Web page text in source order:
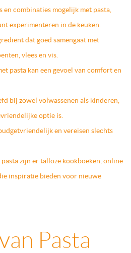
combinaties mogelijk met pasta,
experimenteren in de keuken.
dat goed samengaat met
vlees en vis.
pasta kan een gevoel van comfort en
bij zowel volwassenen als kinderen,
optie is.
en vereisen slechts
zijn er talloze kookboeken, online
inspiratie bieden voor nieuwe
Pasta